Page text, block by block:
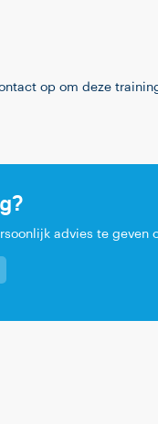
op om deze
advies te